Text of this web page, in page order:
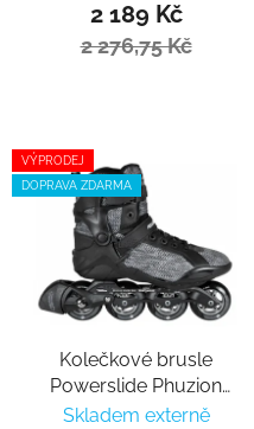
2 189 Kč
2 276,75 Kč
VÝPRODEJ
DOPRAVA ZDARMA
Kolečkové brusle
Powerslide Phuzion
Radon 80 Trinity
Skladem externě